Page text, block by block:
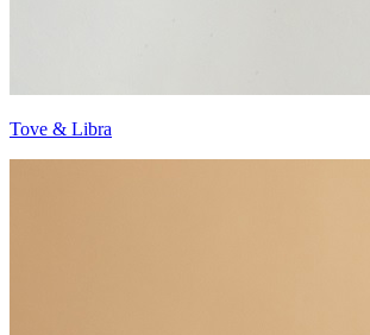
Tove & Libra